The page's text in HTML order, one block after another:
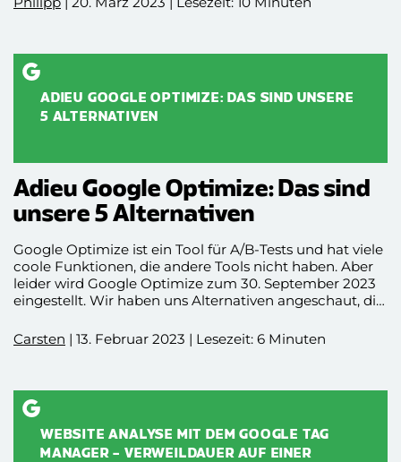
Doch zwischen “Search-”, “Display-”, “Shopping-”,
Überblick zu behalten. Welcher Kampagnentyp ist für
mich der Richtige? Welche Kanäle bedient meine
Kampagne, wie stelle ich sie richtig ein und welche
Kampagnenarten lassen sich gut kombinieren?
nennt sich “Performance Max” oder zu Deutsch
“Kampagne für maximale Performance”. Und hier ist
der Name Programm! Das Kampagnenformat steigert
in aller Regel merklich die Performance und erfreut
Google Ads Neulingen bis hin zu Google Ads Gurus, die
über die Jahre zuschauen durften, wie sich der Service
von Google Ads stetig weiterentwickelt.
ADIEU GOOGLE OPTIMIZE: DAS SIND UNSERE
5 ALTERNATIVEN
Adieu Google Optimize: Das sind
unsere 5 Alternativen
Google Optimize ist ein Tool für A/B-Tests und hat viele
coole Funktionen, die andere Tools nicht haben. Aber
leider wird Google Optimize zum 30. September 2023
eingestellt. Wir haben uns Alternativen angeschaut, die
sodass wir dir in diesem Artikel unsere Top 5
Alternativen zu Google Optimize mit ihren Vor- und
Carsten | 13. Februar 2023 | Lesezeit: 6 Minuten
WEBSITE ANALYSE MIT DEM GOOGLE TAG
MANAGER – VERWEILDAUER AUF EINER